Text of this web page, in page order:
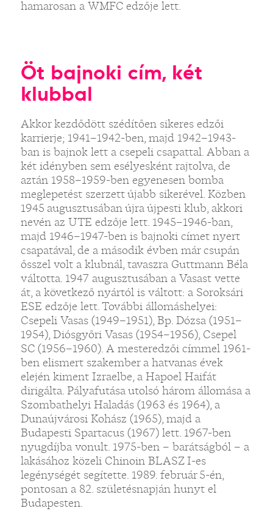
hamarosan a WMFC edzője lett.
Öt bajnoki cím, két
klubbal
Akkor kezdődött szédítően sikeres edzői
karrierje; 1941–1942-ben, majd 1942–1943-
ban is bajnok lett a csepeli csapattal. Abban a
két idényben sem esélyesként rajtolva, de
aztán 1958–1959-ben egyenesen bomba
meglepetést szerzett újabb sikerével. Közben
1945 augusztusában újra újpesti klub, akkori
nevén az UTE edzője lett. 1945–1946-ban,
majd 1946–1947-ben is bajnoki címet nyert
csapatával, de a második évben már csupán
ősszel volt a klubnál, tavaszra Guttmann Béla
váltotta. 1947 augusztusában a Vasast vette
át, a következő nyártól is váltott: a Soroksári
ESE edzője lett. További állomáshelyei:
Csepeli Vasas (1949–1951), Bp. Dózsa (1951–
1954), Diósgyőri Vasas (1954–1956), Csepel
SC (1956–1960). A mesteredzői címmel 1961-
ben elismert szakember a hatvanas évek
elején kiment Izraelbe, a Hapoel Haifát
dirigálta. Pályafutása utolsó három állomása a
Szombathelyi Haladás (1963 és 1964), a
Dunaújvárosi Kohász (1965), majd a
Budapesti Spartacus (1967) lett. 1967-ben
nyugdíjba vonult. 1975-ben – barátságból – a
lakásához közeli Chinoin BLASZ I-es
legénységét segítette. 1989. február 5-én,
pontosan a 82. születésnapján hunyt el
Budapesten.